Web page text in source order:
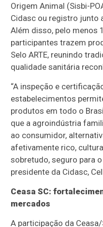
Origem Animal (Sisbi-
Cidasc ou registro junto
Além disso, pelo menos
participantes trazem
Selo ARTE, reunindo
qualidade sanitária
“A inspeção e
estabelecimentos
produtos em todo o
que a agroindústria
ao consumidor,
afetivamente rico,
sobretudo, seguro para
presidente da Cidasc,
Ceasa SC:
mercados
A participação da